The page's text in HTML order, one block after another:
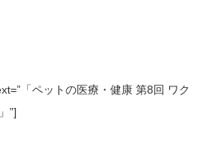
「ペットの医療・健康 第8回 ワク
”]